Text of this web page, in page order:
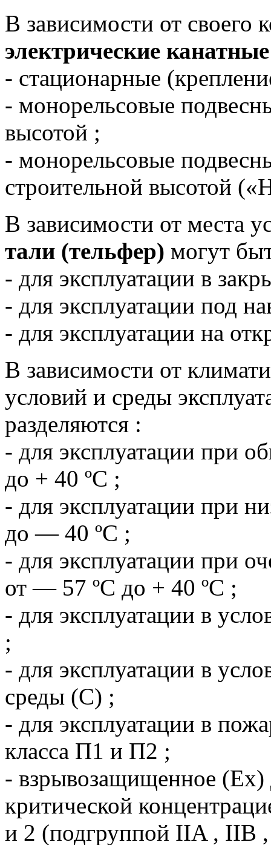
В зависимости от своего
электрические
- стационарные
- монорельсовые
высотой ;
- монорельсовые
строительной высотой
В зависимости от места
тали (тельфер) могут
- для эксплуатации в
- для эксплуатации под
- для эксплуатации на
В зависимости от
условий и среды
разделяются :
- для эксплуатации при
до + 40 ºС ;
- для эксплуатации при
до — 40 ºС ;
- для эксплуатации при
от — 57 ºС до + 40 ºС ;
- для эксплуатации в
;
- для эксплуатации в
среды (С) ;
- для эксплуатации в
класса П1 и П2 ;
- взрывозащищенное (Ех)
критической
и 2 (подгруппой IIA , IIB